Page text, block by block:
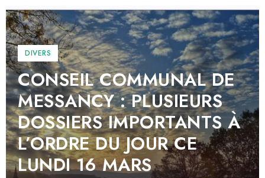
DIVERS
CONSEIL COMMUNAL DE
MESSANCY : PLUSIEURS
DOSSIERS IMPORTANTS À
L’ORDRE DU JOUR CE
LUNDI 16 MARS